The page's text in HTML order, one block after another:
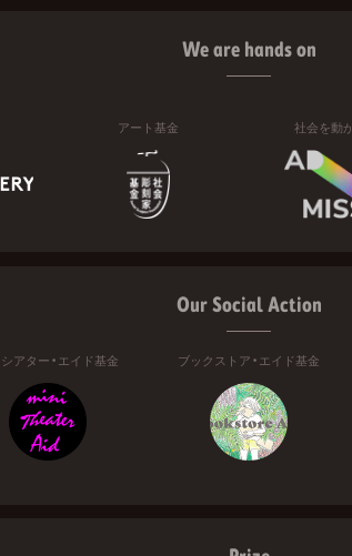
We are hands on
アート基金 社会を動
Our Social Action
アター・エイド基金 ブックストア・エイド基金